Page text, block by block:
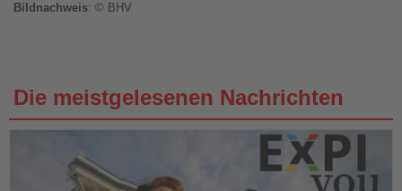
Bildnachweis: © BHV
Die meistgelesenen Nachrichten